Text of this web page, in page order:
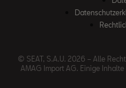
Erklärung und Einsatz für
Impressum
© SEAT, S.A.U. 2026 – Alle
AMAG Import AG. Einige